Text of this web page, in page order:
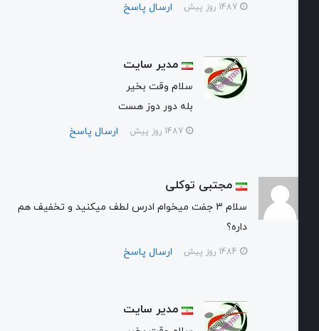
ارسال پاسخ
مدیر سایت
سلام وقت بخیر
بله دور دوز هست
ارسال پاسخ
مجتبی توکلی
سلام 3 جفت میخوام ادرس لطف میکنید و تخفیف هم
ارسال پاسخ
مدیر سایت